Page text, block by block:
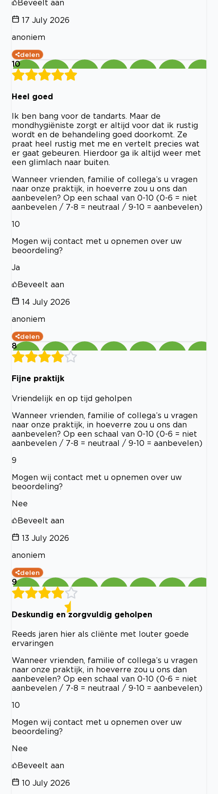
Beveelt aan
17 July 2026
anoniem
delen
10
Heel goed
Ik ben bang voor de tandarts. Maar de
mondhygiëniste zorgt er altijd voor dat ik rustig
wordt en de behandeling goed doorkomt. Ze
praat heel rustig met me en vertelt precies wat
er gaat gebeuren. Hierdoor ga ik altijd weer met
een glimlach naar buiten.
Wanneer vrienden, familie of collega’s u vragen
naar onze praktijk, in hoeverre zou u ons dan
aanbevelen? Op een schaal van 0-10 (0-6 = niet
aanbevelen / 7-8 = neutraal / 9-10 = aanbevelen)
10
Mogen wij contact met u opnemen over uw
beoordeling?
Ja
Beveelt aan
14 July 2026
anoniem
delen
8
Fijne praktijk
Vriendelijk en op tijd geholpen
Wanneer vrienden, familie of collega’s u vragen
naar onze praktijk, in hoeverre zou u ons dan
aanbevelen? Op een schaal van 0-10 (0-6 = niet
aanbevelen / 7-8 = neutraal / 9-10 = aanbevelen)
9
Mogen wij contact met u opnemen over uw
beoordeling?
Nee
Beveelt aan
13 July 2026
anoniem
delen
9
Deskundig en zorgvuldig geholpen
Reeds jaren hier als cliënte met louter goede
ervaringen
Wanneer vrienden, familie of collega’s u vragen
naar onze praktijk, in hoeverre zou u ons dan
aanbevelen? Op een schaal van 0-10 (0-6 = niet
aanbevelen / 7-8 = neutraal / 9-10 = aanbevelen)
10
Mogen wij contact met u opnemen over uw
beoordeling?
Nee
Beveelt aan
10 July 2026